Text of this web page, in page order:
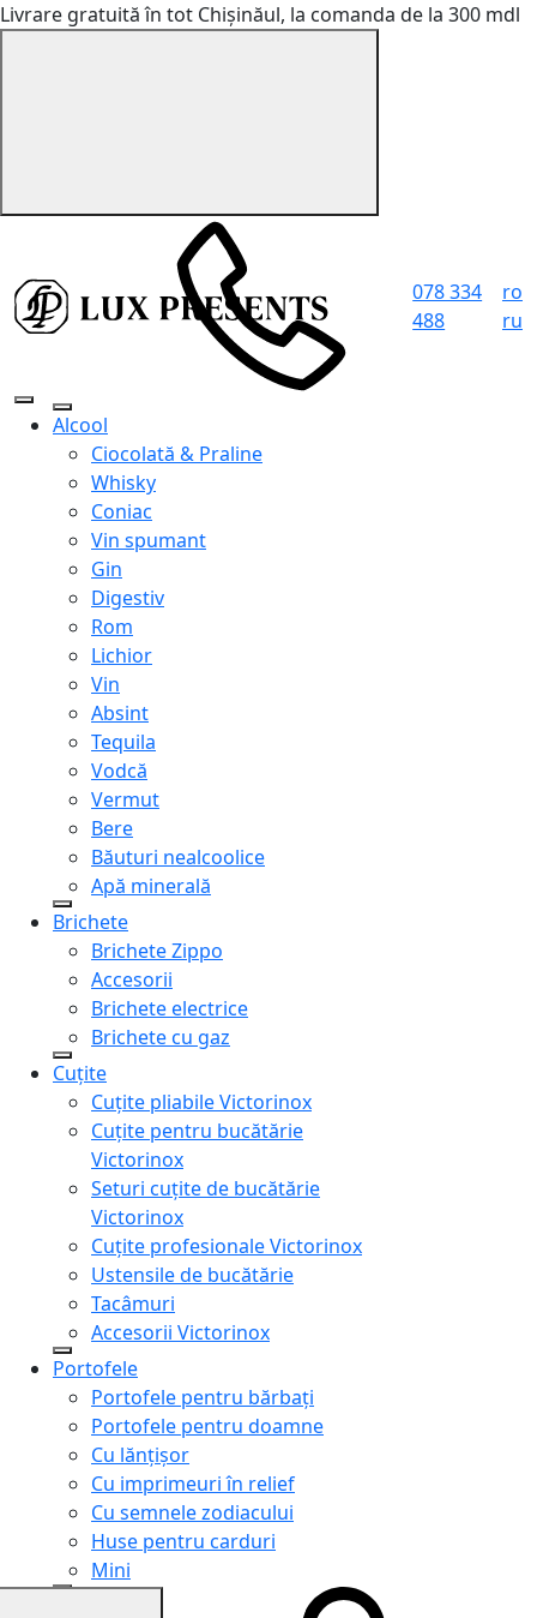
Livrare gratuită în tot Chișinăul, la comanda de la 300 mdl
078 334
488
ro
ru
Alcool
Ciocolată & Praline
Whisky
Coniac
Vin spumant
Gin
Digestiv
Rom
Lichior
Vin
Absint
Tequila
Vodcă
Vermut
Bere
Băuturi nealcoolice
Apă minerală
Brichete
Brichete Zippo
Accesorii
Brichete electrice
Brichete cu gaz
Cuțite
Cuțite pliabile Victorinox
Cuțite pentru bucătărie
Victorinox
Seturi cuțite de bucătărie
Victorinox
Cuțite profesionale Victorinox
Ustensile de bucătărie
Tacâmuri
Accesorii Victorinox
Portofele
Portofele pentru bărbați
Portofele pentru doamne
Cu lănțișor
Cu imprimeuri în relief
Cu semnele zodiacului
Huse pentru carduri
Mini